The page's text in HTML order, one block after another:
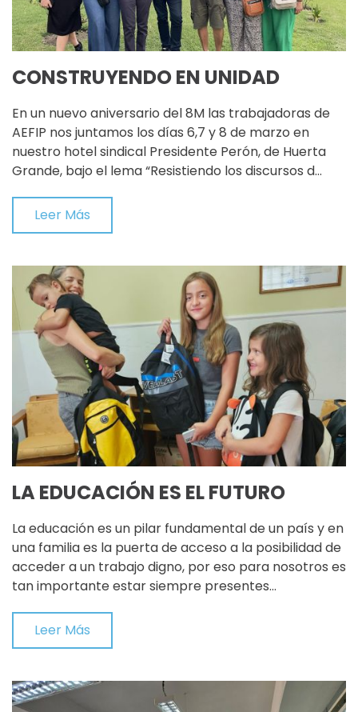
CONSTRUYENDO EN UNIDAD
En un nuevo aniversario del 8M las trabajadoras de
AEFIP nos juntamos los días 6,7 y 8 de marzo en
nuestro hotel sindical Presidente Perón, de Huerta
Grande, bajo el lema “Resistiendo los discursos d…
Leer Más
LA EDUCACIÓN ES EL FUTURO
La educación es un pilar fundamental de un país y en
una familia es la puerta de acceso a la posibilidad de
acceder a un trabajo digno, por eso para nosotros es
tan importante estar siempre presentes…
Leer Más